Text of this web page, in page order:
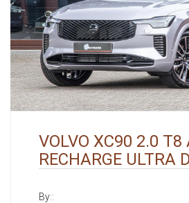
VOLVO XC90 2.0 T8
RECHARGE ULTRA
By::